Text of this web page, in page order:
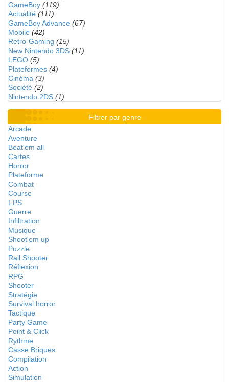
GameBoy (119)
Actualité (111)
GameBoy Advance (67)
Mobile (42)
Retro-Gaming (15)
New Nintendo 3DS (11)
LEGO (5)
Plateformes (4)
Cinéma (3)
Société (2)
Nintendo 2DS (1)
Filtrer par genre
Arcade
Aventure
Beat'em all
Cartes
Horror
Plateforme
Combat
Course
FPS
Guerre
Infiltration
Musique
Shoot'em up
Puzzle
Rail Shooter
Réflexion
RPG
Shooter
Stratégie
Survival horror
Tactique
Party Game
Point & Click
Rythme
Casse Briques
Compilation
Action
Simulation